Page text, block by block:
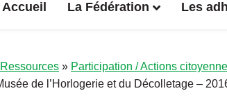
Accueil La Fédération Les
Ressources » Participation / Actions
de l’Horlogerie et du Décolletage –